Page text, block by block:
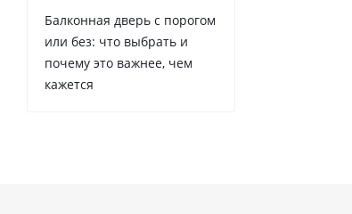
Балконная дверь с порогом
или без: что выбрать и
почему это важнее, чем
кажется